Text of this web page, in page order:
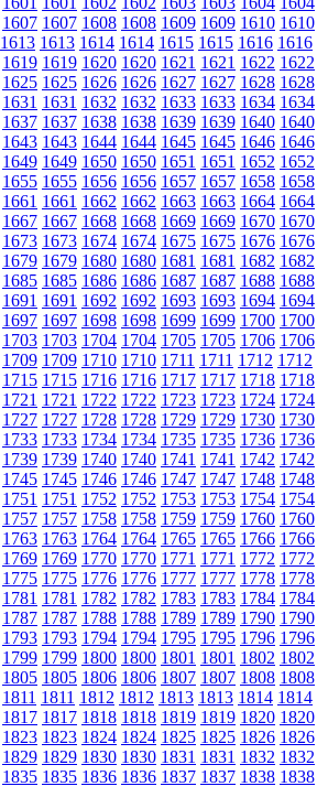
1607 1607 1608 1608 1609 1609 1610 1610
1613 1613 1614 1614 1615 1615 1616 1616
1619 1619 1620 1620 1621 1621 1622 1622
1625 1625 1626 1626 1627 1627 1628 1628
1631 1631 1632 1632 1633 1633 1634 1634
1637 1637 1638 1638 1639 1639 1640 1640
1643 1643 1644 1644 1645 1645 1646 1646
1649 1649 1650 1650 1651 1651 1652 1652
1655 1655 1656 1656 1657 1657 1658 1658
1661 1661 1662 1662 1663 1663 1664 1664
1667 1667 1668 1668 1669 1669 1670 1670
1673 1673 1674 1674 1675 1675 1676 1676
1679 1679 1680 1680 1681 1681 1682 1682
1685 1685 1686 1686 1687 1687 1688 1688
1691 1691 1692 1692 1693 1693 1694 1694
1697 1697 1698 1698 1699 1699 1700 1700
1703 1703 1704 1704 1705 1705 1706 1706
1709 1709 1710 1710 1711 1711 1712 1712
1715 1715 1716 1716 1717 1717 1718 1718
1721 1721 1722 1722 1723 1723 1724 1724
1727 1727 1728 1728 1729 1729 1730 1730
1733 1733 1734 1734 1735 1735 1736 1736
1739 1739 1740 1740 1741 1741 1742 1742
1745 1745 1746 1746 1747 1747 1748 1748
1751 1751 1752 1752 1753 1753 1754 1754
1757 1757 1758 1758 1759 1759 1760 1760
1763 1763 1764 1764 1765 1765 1766 1766
1769 1769 1770 1770 1771 1771 1772 1772
1775 1775 1776 1776 1777 1777 1778 1778
1781 1781 1782 1782 1783 1783 1784 1784
1787 1787 1788 1788 1789 1789 1790 1790
1793 1793 1794 1794 1795 1795 1796 1796
1799 1799 1800 1800 1801 1801 1802 1802
1805 1805 1806 1806 1807 1807 1808 1808
1811 1811 1812 1812 1813 1813 1814 1814
1817 1817 1818 1818 1819 1819 1820 1820
1823 1823 1824 1824 1825 1825 1826 1826
1829 1829 1830 1830 1831 1831 1832 1832
1835 1835 1836 1836 1837 1837 1838 1838